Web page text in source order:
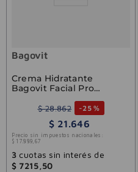
Bagovit
Crema Hidratante
Bagovit Facial Pro
$ 28.862 -25 %
$ 21.646
Precio sin impuestos nacionales:
$ 17.889, 67
3cuotas sin interés de
$ 7215 50